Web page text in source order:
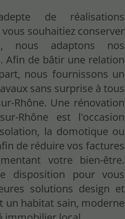
de réalisations
souhaitiez conserver
nous adaptons nos
Afin de bâtir une relation
nous fournissons un
sans surprise à tous
Rhône. Une rénovation
Rhône est l'occasion
la domotique ou
de réduire vos factures
votre bien-être.
disposition pour vous
solutions design et
un habitat sain, moderne